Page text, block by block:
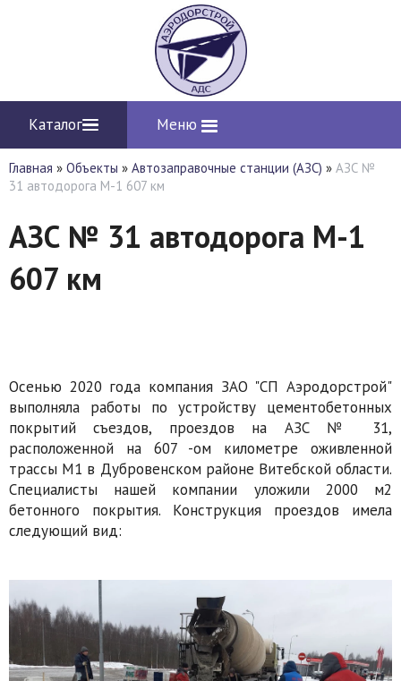
Каталог Меню
Главная » Объекты » Автозаправочные станции (АЗС) » АЗС №
31 автодорога М-1 607 км
АЗС № 31 автодорога М-1
607 км
Осенью 2020 года компания ЗАО "СП Аэродорстрой"
выполняла работы по устройству цементобетонных
покрытий съездов, проездов на АЗС № 31,
расположенной на 607 -ом километре оживленной
трассы М1 в Дубровенском районе Витебской области.
Специалисты нашей компании уложили 2000 м2
бетонного покрытия. Конструкция проездов имела
следующий вид: